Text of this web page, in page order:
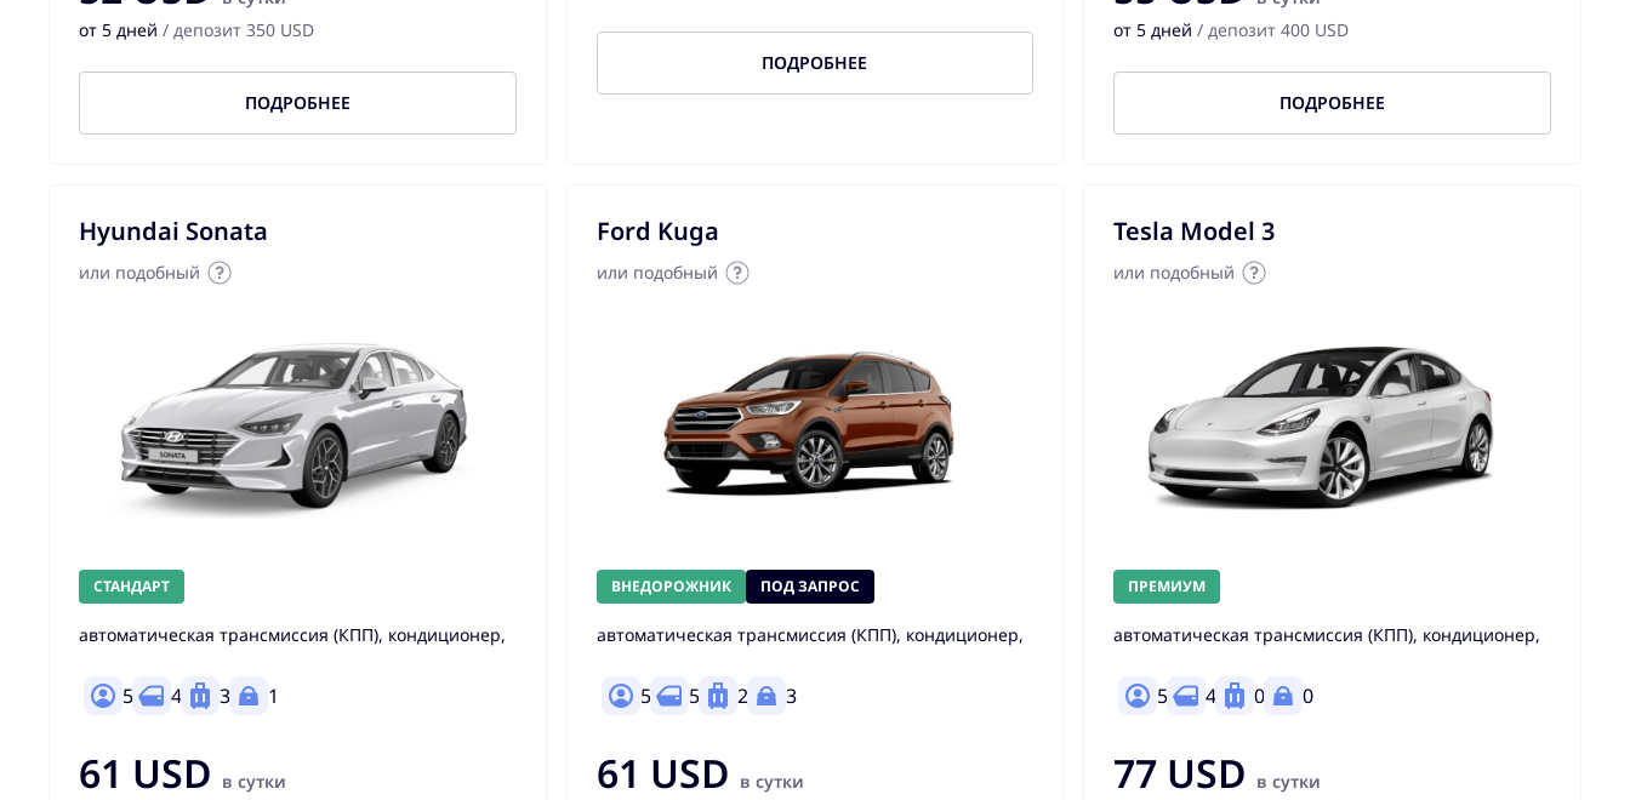
от 5 дней / депозит 350 USD
ПОДРОБНЕЕ
ПОДРОБНЕЕ
от 5 дней / депозит 400 USD
ПОДРОБНЕЕ
Hyundai Sonata
или подобный
СТАНДАРТ
автоматическая трансмиссия (КПП), кондиционер,
5 4 3 1
61 USD в сутки
Ford Kuga
или подобный
ВНЕДОРОЖНИК ПОД ЗАПРОС
автоматическая трансмиссия (КПП), кондиционер,
5 5 2 3
61 USD в сутки
Tesla Model 3
или подобный
ПРЕМИУМ
автоматическая трансмиссия (КПП), кондиционер,
5 4 0 0
77 USD в сутки